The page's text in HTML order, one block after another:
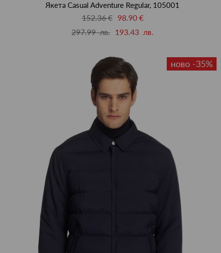
Якета Casual Adventure Regular, 105001
152.36 €
98.90 €
297.99 лв. 193.43 лв.
ново -35%